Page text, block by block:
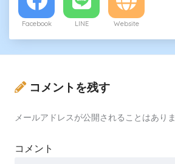
Facebook LINE Website
コメントを残す
メールアドレスが公開されることはありま
コメント